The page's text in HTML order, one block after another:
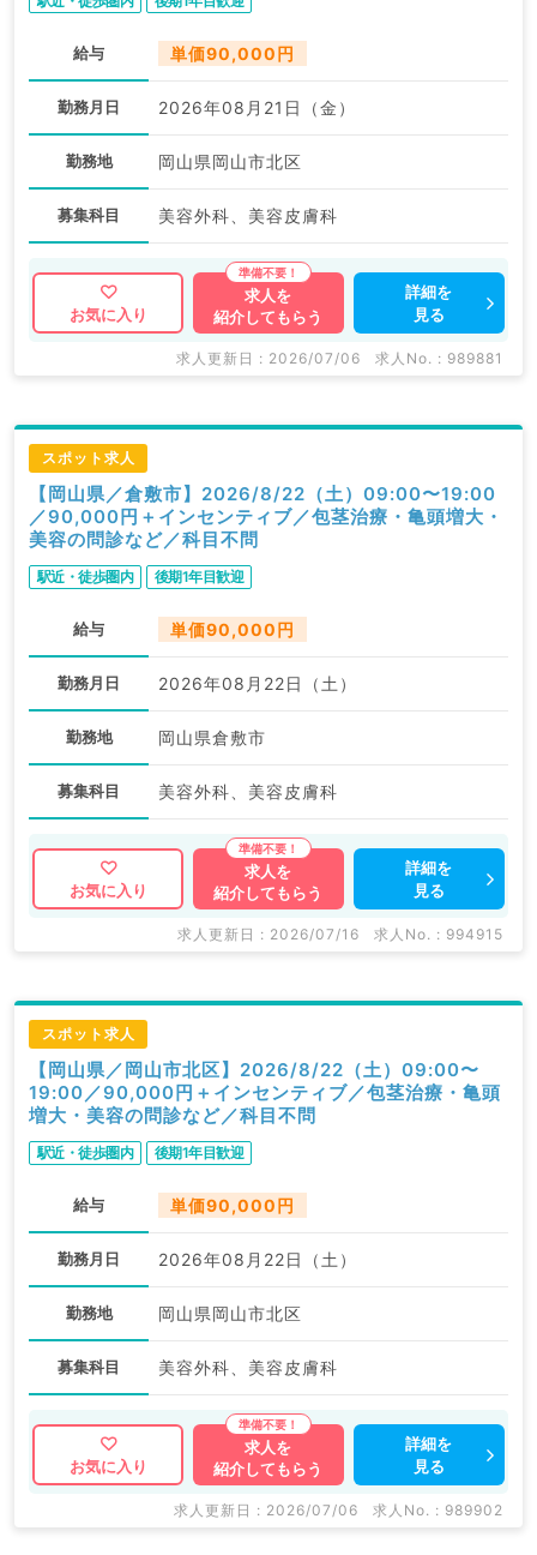
給与 単価90,000円
勤務月日 2026年08月21日（金）
勤務地 岡山県岡山市北区
募集科目 美容外科、美容皮膚科
お気に入り
求人を
紹介してもらう
詳細を
見る
求人更新日 : 2026/07/06 求人No. : 989881
スポット求人
【岡山県／倉敷市】2026/8/22（土）09:00〜19:00
／90,000円＋インセンティブ／包茎治療・亀頭増大・
美容の問診など／科目不問
駅近・徒歩圏内 後期1年目歓迎
給与 単価90,000円
勤務月日 2026年08月22日（土）
勤務地 岡山県倉敷市
募集科目 美容外科、美容皮膚科
お気に入り
求人を
紹介してもらう
詳細を
見る
求人更新日 : 2026/07/16 求人No. : 994915
スポット求人
【岡山県／岡山市北区】2026/8/22（土）09:00〜
19:00／90,000円＋インセンティブ／包茎治療・亀頭
増大・美容の問診など／科目不問
駅近・徒歩圏内 後期1年目歓迎
給与 単価90,000円
勤務月日 2026年08月22日（土）
勤務地 岡山県岡山市北区
募集科目 美容外科、美容皮膚科
お気に入り
求人を
紹介してもらう
詳細を
見る
求人更新日 : 2026/07/06 求人No. : 989902